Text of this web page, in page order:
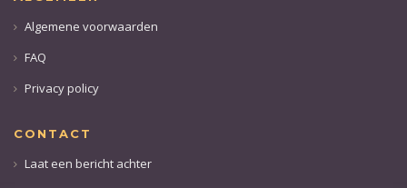
Algemene voorwaarden
FAQ
Privacy policy
CONTACT
Laat een bericht achter